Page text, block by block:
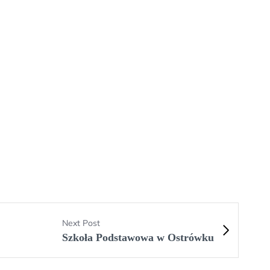
Next Post
Szkoła Podstawowa w Ostrówku